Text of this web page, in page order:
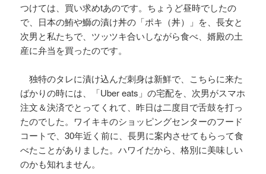
つけては、買い求めtあのです。ちょうど昼時でしたの
で、日本の鮪や鰤の漬け丼の「ポキ（丼）」を、長女と
次男と私たちで、ツッツキ合いしながら食べ、婿殿の土
産に弁当を買ったのです。
独特のタレに漬け込んだ刺身は新鮮で、こちらに来た
ばかりの時には、「Uber eats」の宅配を、次男がスマホ
注文＆決済でとってくれて、昨日は二度目で舌鼓を打っ
たのでした。ワイキキのショッピングセンターのフード
コートで、30年近く前に、長男に案内させてもらって食
べたことがありました。ハワイだから、格別に美味しい
のかも知れません。